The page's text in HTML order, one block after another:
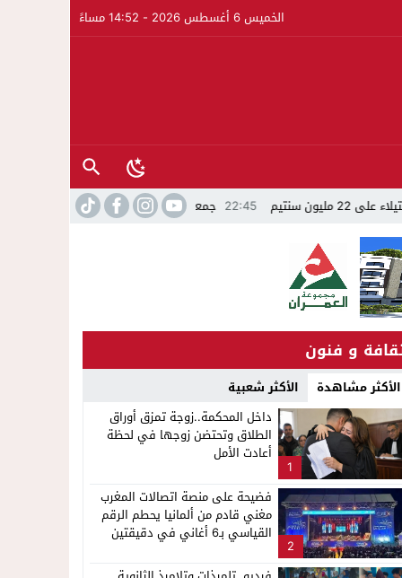
الخميس 6 أغسطس 2026 - 14:52 مساءً
الجالية للنقل الدولي تخلد عيد العرش واليوم الوطني للمهاجر بحفل وطني
و فنون
الأكثر مشاهدة الأكثر شعبية
1
داخل المحكمة..زوجة تمزق أوراق
الطلاق وتحتضن زوجها في لحظة
أعادت الأمل
2
فضيحة على منصة اتصالات المغرب
مغني قادم من ألمانيا يحطم الرقم
القياسي بـ6 أغاني في دقيقتين